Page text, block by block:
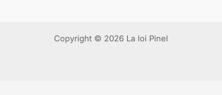
Copyright © 2026 La loi Pinel